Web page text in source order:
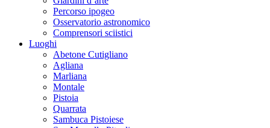
Percorso ipogeo
Osservatorio astronomico
Comprensori sciistici
Luoghi
Abetone Cutigliano
Agliana
Marliana
Montale
Pistoia
Quarrata
Sambuca Pistoiese